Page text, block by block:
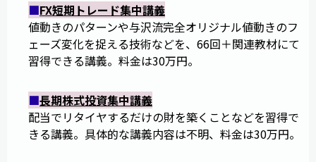
■FX短期トレード集中講義
値動きのパターンや与沢流完全オリジナル値動きのフ
ェーズ変化を捉える技術などを、66回＋関連教材にて
習得できる講義。料金は30万円。
■長期株式投資集中講義
配当でリタイヤするだけの財を築くことなどを習得で
きる講義。具体的な講義内容は不明、料金は30万円。